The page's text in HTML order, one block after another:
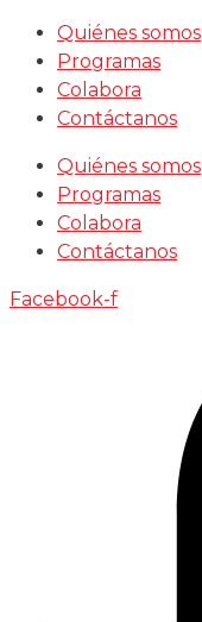
Saltar
contenido
Quiénes somos
Programas
Colabora
Contáctanos
Quiénes somos
Programas
Colabora
Contáctanos
Facebook-f